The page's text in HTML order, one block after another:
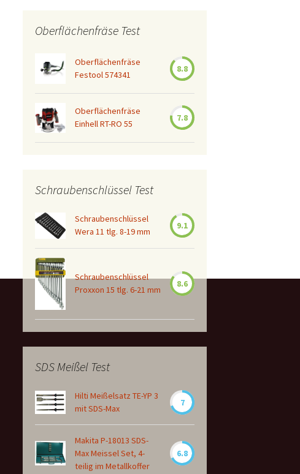
Oberflächenfräse Test
Oberflächenfräse
Festool 574341
8.8
Oberflächenfräse
Einhell RT-RO 55
7.8
Schraubenschlüssel Test
Schraubenschlüssel
Wera 11 tlg. 8-19 mm
9.1
Schraubenschlüssel
Proxxon 15 tlg. 6-21 mm
8.6
SDS Meißel Test
Hilti Meißelsatz TE-YP 3
mit SDS-Max
7
Makita P-18013 SDS-
Max Meissel Set, 4-
teilig im Metallkoffer
6.8